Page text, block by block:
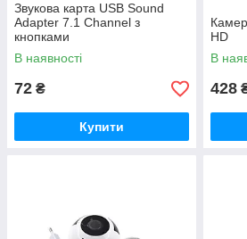
Звукова карта USB Sound
Adapter 7.1 Channel з
кнопками
В наявності
72 ₴
Купити
HD
В
428